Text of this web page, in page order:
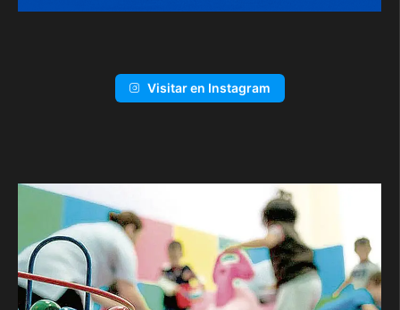
Visitar en Instagram